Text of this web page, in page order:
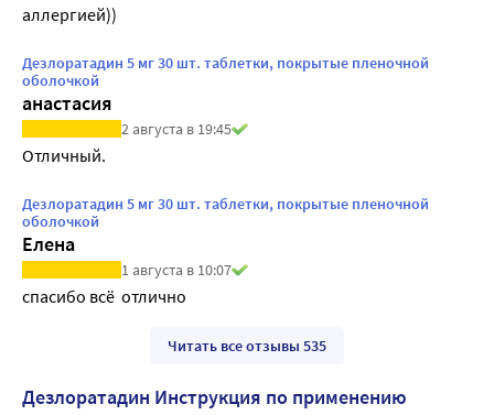
аллергией))
Дезлоратадин 5 мг 30 шт. таблетки, покрытые пленочной
оболочкой
анастасия
2 августа в 19:45
Отличный.
Дезлоратадин 5 мг 30 шт. таблетки, покрытые пленочной
оболочкой
Елена
1 августа в 10:07
спасибо всё  отлично
Читать все отзывы 535
Дезлоратадин Инструкция по применению